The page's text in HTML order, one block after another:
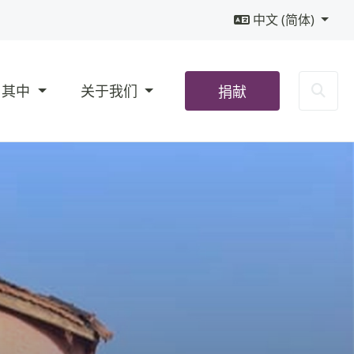
中文 (简体)
中 关于我们 捐献